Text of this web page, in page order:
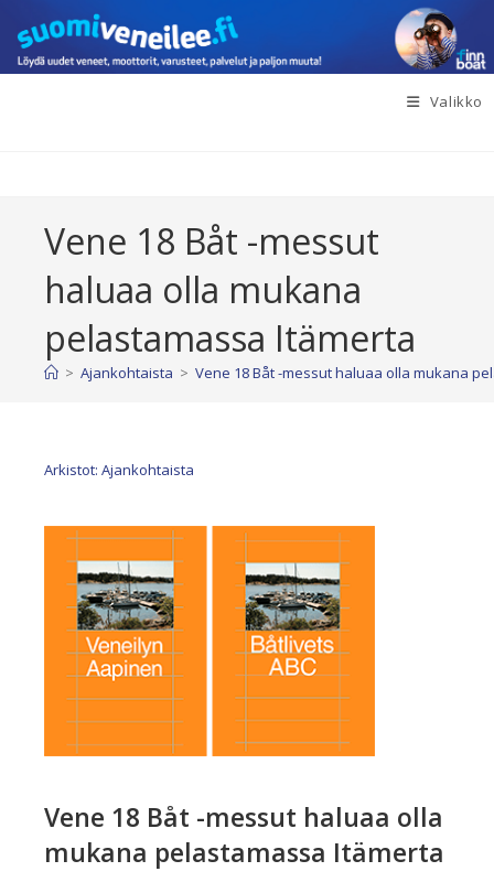
suoraan
sisältöön
Valikko
Vene 18 Båt -messut
haluaa olla mukana
pelastamassa Itämerta
> Ajankohtaista > Vene 18 Båt -messut haluaa olla mukana
Arkistot: Ajankohtaista
Vene 18 Båt -messut haluaa olla
mukana pelastamassa Itämerta